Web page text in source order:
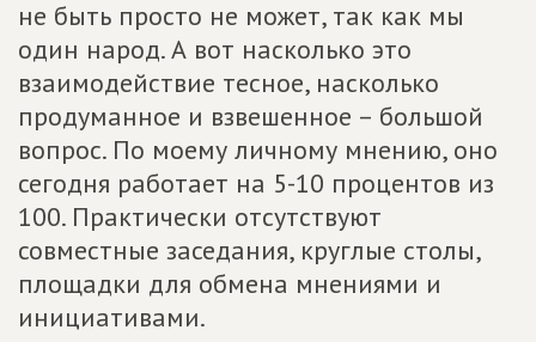
не быть просто не может, так как мы
один народ. А вот насколько это
взаимодействие тесное, насколько
продуманное и взвешенное – большой
вопрос. По моему личному мнению, оно
сегодня работает на 5-10 процентов из
100. Практически отсутствуют
совместные заседания, круглые столы,
площадки для обмена мнениями и
инициативами.